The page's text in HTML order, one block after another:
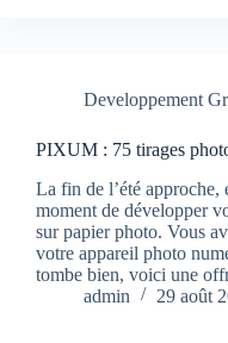
Developpement
PIXUM : 75 tirages
La fin de l’été
moment de développer
sur papier photo. Vous
votre appareil photo
tombe bien, voici une
admin
29 août